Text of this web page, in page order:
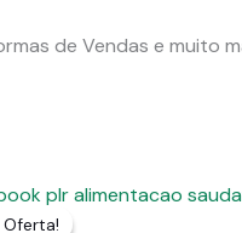
de Vendas e muito
Oferta!
Oferta!